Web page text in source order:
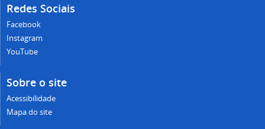
Redes Sociais
Facebook
Instagram
YouTube
Sobre o site
Acessibilidade
Mapa do site